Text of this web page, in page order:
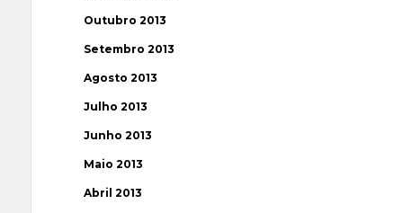
Outubro 2013
Setembro 2013
Agosto 2013
Julho 2013
Junho 2013
Maio 2013
Abril 2013